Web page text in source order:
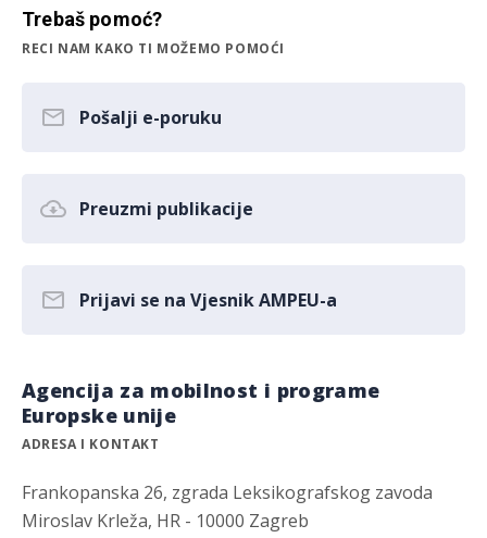
Trebaš pomoć?
RECI NAM KAKO TI MOŽEMO POMOĆI
Pošalji e-poruku
Preuzmi publikacije
Prijavi se na Vjesnik AMPEU-a
Agencija za mobilnost i programe
Europske unije
ADRESA I KONTAKT
Frankopanska 26, zgrada Leksikografskog zavoda
Miroslav Krleža, HR - 10000 Zagreb